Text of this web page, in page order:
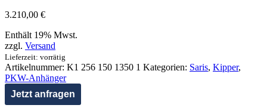
3.210,00 €
Enthält 19% Mwst.
zzgl. Versand
Lieferzeit: vorrätig
Artikelnummer: K1 256 150 1350 1 Kategorien: Saris, Kipper,
PKW-Anhänger
Jetzt anfragen